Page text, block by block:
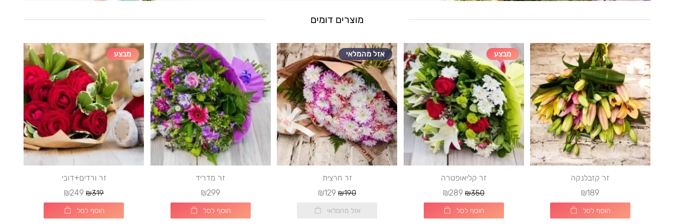
מוצרים דומים
זר קזבלנקה
₪189
הוסף לסל
מבצע
זר קליאופטרה
₪350
₪289
הוסף לסל
אזל מהמלאי
זר חרצית
₪190
₪129
אזל מהמלאי
זר מדריד
₪299
הוסף לסל
מבצע
זר ורדים+דובי
₪319
₪249
הוסף לסל